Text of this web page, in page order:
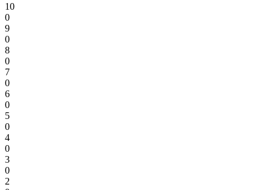
10
0
9
0
8
0
7
0
6
0
5
0
4
0
3
0
2